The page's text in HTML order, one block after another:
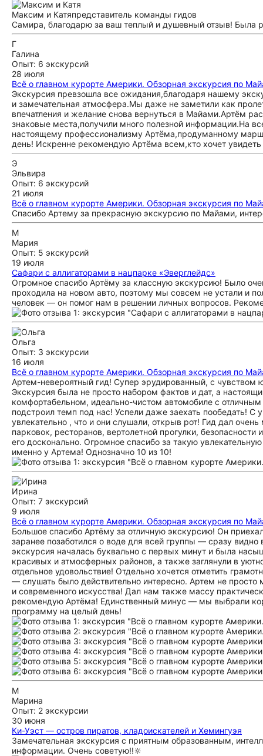
Максим и Катяпредставитель команды гидов
Самира, благодарю за ваш теплый и душевный отзыв! Была
Г
Галина
Опыт: 6 экскурсий
28 июля
Всё о главном курорте Америки. Обзорная экскурсия по
Экскурсия превзошла все ожидания,благодаря нашему
и замечательная атмосфера.Мы даже не заметили как
впечатления и желание снова вернуться в Майами.Артём
знаковые места,получили много полезной информации.На
настоящему профессионализму Артёма,продуманному
день! Искренне рекомендую Артёма всем,кто хочет
Э
Эльвира
Опыт: 6 экскурсий
21 июля
Всё о главном курорте Америки. Обзорная экскурсия по
Спасибо Артему за прекрасную экскурсию по Майами,
М
Мария
Опыт: 5 экскурсий
19 июля
Сафари с аллигаторами в нацпарке «Эверглейдс»
Огромное спасибо Артёму за классную экскурсию! Было
проходила на новом авто, поэтому мы совсем не устали и
человек — он помог нам в решении личных вопросов.
Ольга
Опыт: 3 экскурсии
16 июля
Всё о главном курорте Америки. Обзорная экскурсия по
Артем-невероятный гид! Супер эрудированный, с
Экскурсия была не просто набором фактов и дат, а
комфортабельном, идеально-чистом автомобиле с
подстроил темп под нас! Успели даже заехать пообедать!
увлекательно , что и они слушали, открыв рот! Гид дал
парковок, ресторанов, вертолетной прогулки,
его досконально. Огромное спасибо за такую
именно у Артема! Однозначно 10 из 10!
Ирина
Опыт: 7 экскурсий
9 июля
Всё о главном курорте Америки. Обзорная экскурсия по
Большое спасибо Артёму за отличную экскурсию! Он
заранее позаботился о воде для всей группы — сразу
экскурсия началась буквально с первых минут и была
красивых и атмосферных районов, а также заглянули в
отдельное удовольствие! Отдельно хочется отметить
— слушать было действительно интересно. Артем не
и современного искусства! Дал нам также массу
рекомендую Артёма! Единственный минус — мы выбрали
программу на целый день!
М
Марина
Опыт: 2 экскурсии
30 июня
Ки-Уэст — остров пиратов, кладоискателей и Хемингуэя
Замечательная экскурсия с приятным образованным,
информации. Очень советую!!🔆